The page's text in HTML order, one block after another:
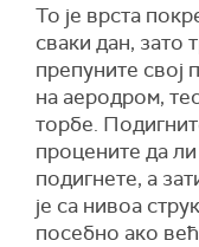
То је врста
сваки дан, зато
препуните свој
на аеродром,
торбе.
процените да
подигнете, а
је са нивоа
посебно ако